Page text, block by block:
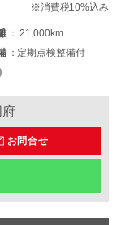
※消費税10%込み
21,000km
定期点検整備付
お問合せ